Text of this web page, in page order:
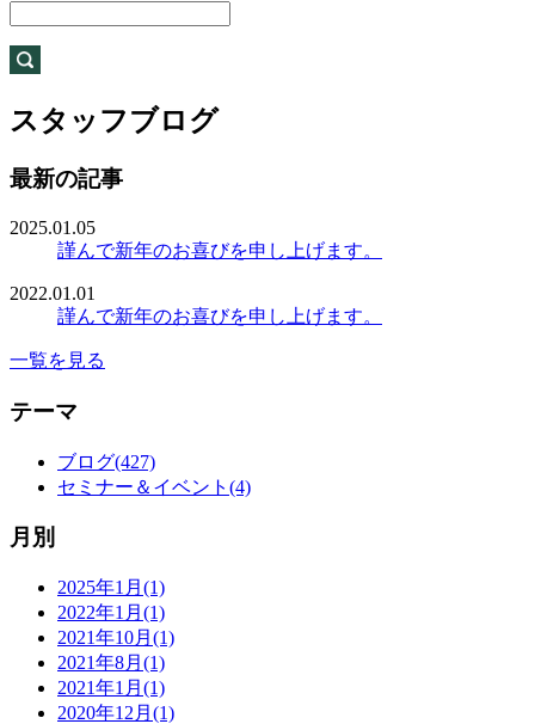
スタッフブログ
最新の記事
2025.01.05
謹んで新年のお喜びを申し上げます。
2022.01.01
謹んで新年のお喜びを申し上げます。
一覧を見る
テーマ
ブログ(427)
セミナー＆イベント(4)
月別
2025年1月(1)
2022年1月(1)
2021年10月(1)
2021年8月(1)
2021年1月(1)
2020年12月(1)